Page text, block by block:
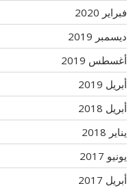
فبراير 2020
ديسمبر 2019
أغسطس 2019
أبريل 2019
أبريل 2018
يناير 2018
يونيو 2017
أبريل 2017